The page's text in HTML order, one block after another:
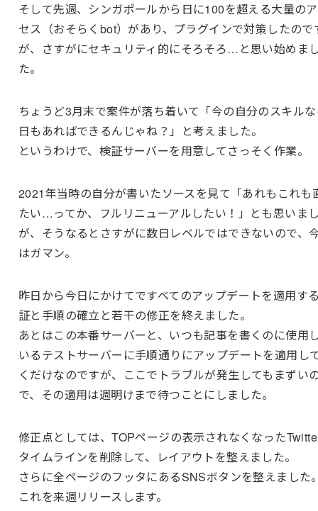
そして先週、シンガポールから日に100を超える大量の
セス（おそらくbot）があり、プラグインで対策したので
が、さすがにセキュリティ的にそろそろ…と思い始めま
た。
ちょうど3月末で案件が落ち着いて「今の自分のスキル
日もあればできるんじゃね？」と考えました。
というわけで、検証サーバーを用意してさっそく作業。
2021年当時の自分が書いたソースを見て「あれもこれも
たい…ってか、フルリニューアルしたい！」とも思いま
が、そうなるとさすがに数日レベルではできないので、
はガマン。
昨日から今日にかけてですべてのアップデートを適用す
証と手順の確立と若干の修正を終えました。
あとはこの本番サーバーと、いつも記事を書くのに使用
いるテストサーバーに手順通りにアップデートを適用し
くだけなのですが、ここでトラブルが発生してもまずい
で、その適用は週明けまで待つことにしました。
修正点としては、TOPページの表示されなくなった
タイムラインを削除して、レイアウトを整えました。
さらに全ページのフッタにあるSNSボタンを整えました
これを来週リリースします。